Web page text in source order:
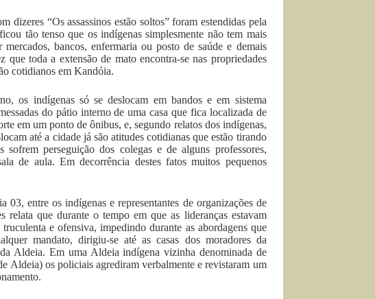
“Os assassinos estão soltos” foram estendidas pela
tão tenso que os indígenas simplesmente não tem mais
bancos, enfermaria ou posto de saúde e demais
que toda a extensão de mato encontra-se nas propriedades
cotidianos em Kandóia.
os indígenas só se deslocam em bandos e em sistema
do pátio interno de uma casa que fica localizada de
em um ponto de ônibus, e, segundo relatos dos indígenas,
até a cidade já são atitudes cotidianas que estão tirando
perseguição dos colegas e de alguns professores,
de aula. Em decorrência destes fatos muitos pequenos
entre os indígenas e representantes de organizações de
que durante o tempo em que as lideranças estavam
e ofensiva, impedindo durante as abordagens que
mandato, dirigiu-se até as casas dos moradores da
Aldeia. Em uma Aldeia indígena vizinha denominada de
Aldeia) os policiais agrediram verbalmente e revistaram um